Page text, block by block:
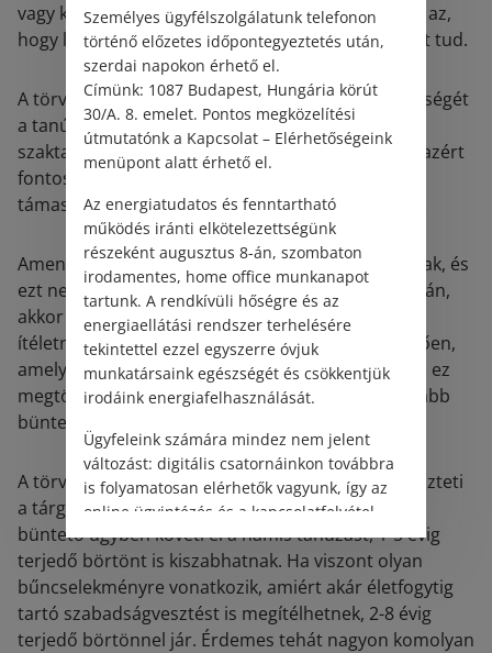
vagy kiemelten nyomoznia. Az ő feladata pusztán az,
hogy lehetőleg pontosan számoljon be arról, amit tud.
A törvény a bűncselekmény elkövetésének lehetőségét
a tanúkon kívül kiterjeszti a szakértőkre,
szaktanácsadókra, tolmácsokra és fordítókra. Ez azért
fontos, mert a büntetőeljárás során gyakran
támaszkodnak az ügyet érintő szakvéleményekre.
Amennyiben valakit hamis tanúzással gyanúsítanak, és
ezt nem a hatóság észleli hivatalból az eljárás során,
akkor meg kell várni az alapügy lezárását. Tehát
ítéletnek kell születnie azon bűncselekményt illetően,
amely miatt tanúként hallgatták meg az illetőt. Ha ez
megtörtént, az elévülési időt szem előtt tartva újabb
büntetőeljárás keretében történhet a bizonyítás.
A törvény a büntetések kiszabásánál megkülönbözteti
a tárgyalt bűncselekmény súlyát. Tehát ha valaki
büntető ügyben követi el a hamis tanúzást, 1-5 évig
terjedő börtönt is kiszabhatnak. Ha viszont olyan
bűncselekményre vonatkozik, amiért akár életfogytig
tartó szabadságvesztést is megítélhetnek, 2-8 évig
terjedő börtönnel jár. Érdemes tehát nagyon komolyan
Személyes ügyfélszolgálatunk telefonon
történő előzetes időpontegyeztetés után,
szerdai napokon érhető el.
Címünk: 1087 Budapest, Hungária körút
30/A. 8. emelet. Pontos megközelítési
útmutatónk a Kapcsolat – Elérhetőségeink
menüpont alatt érhető el.
Az energiatudatos és fenntartható
működés iránti elkötelezettségünk
részeként augusztus 8-án, szombaton
irodamentes, home office munkanapot
tartunk. A rendkívüli hőségre és az
energiaellátási rendszer terhelésére
tekintettel ezzel egyszerre óvjuk
munkatársaink egészségét és csökkentjük
irodáink energiafelhasználását.
Ügyfeleink számára mindez nem jelent
változást: digitális csatornáinkon továbbra
is folyamatosan elérhetők vagyunk, így az
online ügyintézés és a kapcsolatfelvétel
változatlanul biztosított.